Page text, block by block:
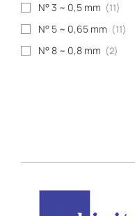
N° 3 ~ 0,5 mm (11)
N° 5 ~ 0,65 mm (11)
N° 8 ~ 0,8 mm (2)